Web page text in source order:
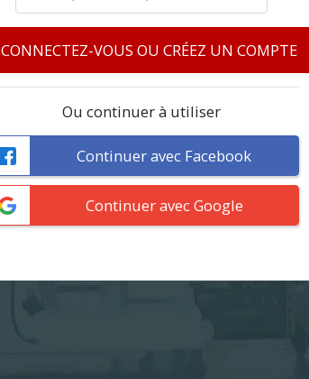
CONNECTEZ-VOUS OU CRÉEZ UN COMPTE
Ou continuer à utiliser
Continuer avec Facebook
Continuer avec Google